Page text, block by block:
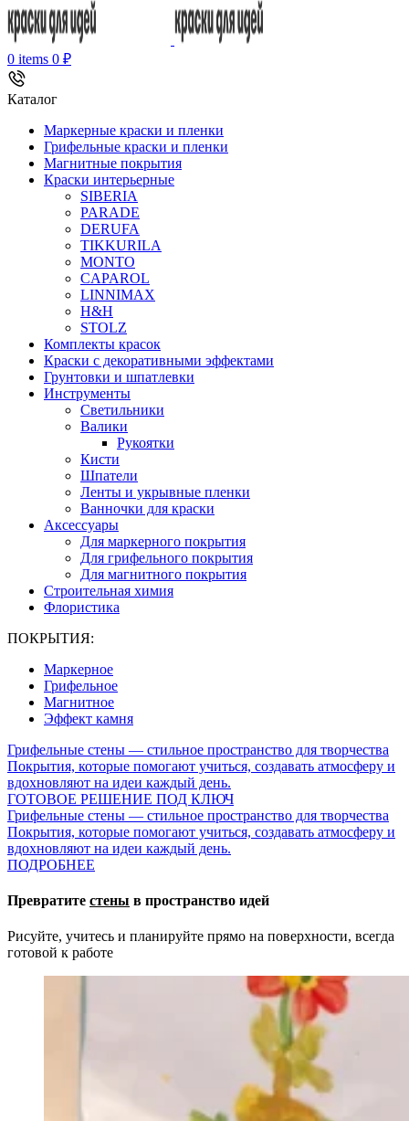
0 items 0 ₽
Каталог
Маркерные краски и пленки
Грифельные краски и пленки
Магнитные покрытия
Краски интерьерные
SIBERIA
PARADE
DERUFA
TIKKURILA
MONTO
CAPAROL
LINNIMAX
H&H
STOLZ
Комплекты красок
Краски с декоративными эффектами
Грунтовки и шпатлевки
Инструменты
Светильники
Валики
Рукоятки
Кисти
Шпатели
Ленты и укрывные пленки
Ванночки для краски
Аксессуары
Для маркерного покрытия
Для грифельного покрытия
Для магнитного покрытия
Строительная химия
Флористика
ПОКРЫТИЯ:
Маркерное
Грифельное
Магнитное
Эффект камня
Грифельные стены — стильное пространство для творчества
Покрытия, которые помогают учиться, создавать атмосферу и
вдохновляют на идеи каждый день.
ГОТОВОЕ РЕШЕНИЕ ПОД КЛЮЧ
Грифельные стены — стильное пространство для творчества
Покрытия, которые помогают учиться, создавать атмосферу и
вдохновляют на идеи каждый день.
ПОДРОБНЕЕ
Превратите стены в пространство идей
Рисуйте, учитесь и планируйте прямо на поверхности, всегда
готовой к работе